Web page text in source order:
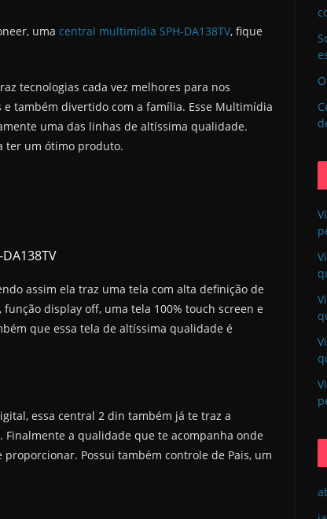
uma central multimídia SPH-DA138TV, fique
tecnologias cada vez melhores para nos
também divertido com a família. Esse Multimídia
uma das linhas de altíssima qualidade.
ter um ótimo produto.
assim ela traz uma tela com alta definição de
função display off, uma tela 100% touch screen e
que essa tela de altíssima qualidade é
essa central 2 din também já te traz a
a qualidade que te acompanha onde
Possui também controle de Pais, um